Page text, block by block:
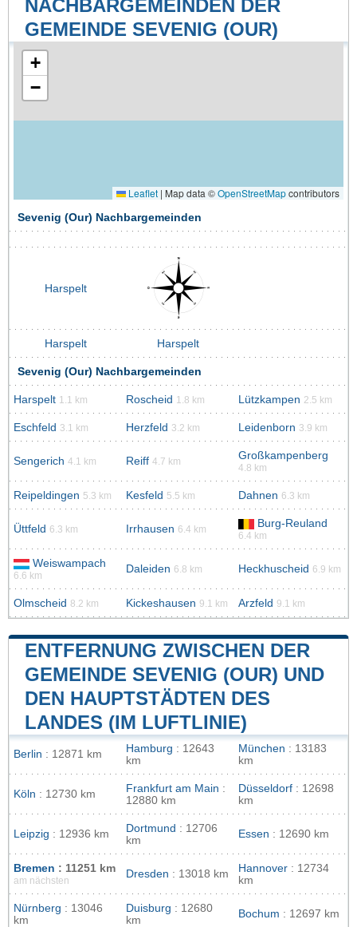
NACHBARGEMEINDEN DER
GEMEINDE SEVENIG (OUR)
+
−
Leaflet | Map data ©OpenStreetMapcontributors
Sevenig (Our) Nachbargemeinden
Harspelt
Harspelt Harspelt
Sevenig (Our) Nachbargemeinden
Harspelt 1.1 km Roscheid 1.8 km Lützkampen 2.5 km
Eschfeld 3.1 km Herzfeld 3.2 km Leidenborn 3.9 km
Sengerich 4.1 km Reiff 4.7 km Großkampenberg
4.8 km
Reipeldingen 5.3 km Kesfeld 5.5 km Dahnen 6.3 km
Üttfeld 6.3 km Irrhausen 6.4 km Burg-Reuland
6.4 km
Weiswampach
6.6 km
Daleiden 6.8 km Heckhuscheid 6.9 km
Olmscheid 8.2 km Kickeshausen 9.1 km Arzfeld 9.1 km
ENTFERNUNG ZWISCHEN DER
GEMEINDE SEVENIG (OUR) UND
DEN HAUPTSTÄDTEN DES
LANDES (IM LUFTLINIE)
Berlin : 12871 km Hamburg : 12643
km
München : 13183
km
Köln : 12730 km Frankfurt am Main :
12880 km
Düsseldorf : 12698
km
Leipzig : 12936 km Dortmund : 12706
km
Essen : 12690 km
Bremen : 11251 km
am nächsten
Dresden : 13018 km Hannover : 12734
km
Nürnberg : 13046
km
Duisburg : 12680
km
Bochum : 12697 km